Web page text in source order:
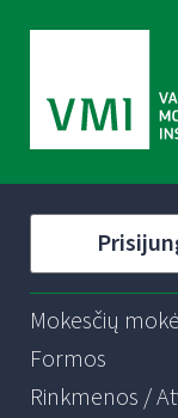
Mokesčių
Formos
Rinkmenos /